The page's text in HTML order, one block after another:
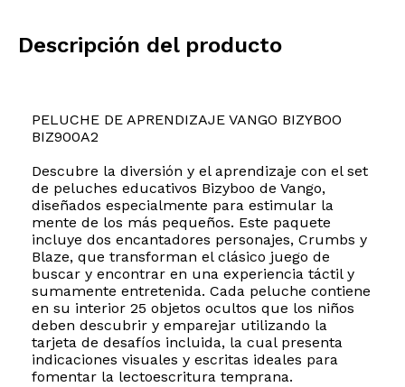
Descripción del producto
PELUCHE DE APRENDIZAJE VANGO BIZYBOO
BIZ900A2
Descubre la diversión y el aprendizaje con el set
de peluches educativos Bizyboo de Vango,
diseñados especialmente para estimular la
mente de los más pequeños. Este paquete
incluye dos encantadores personajes, Crumbs y
Blaze, que transforman el clásico juego de
buscar y encontrar en una experiencia táctil y
sumamente entretenida. Cada peluche contiene
en su interior 25 objetos ocultos que los niños
deben descubrir y emparejar utilizando la
tarjeta de desafíos incluida, la cual presenta
indicaciones visuales y escritas ideales para
fomentar la lectoescritura temprana.